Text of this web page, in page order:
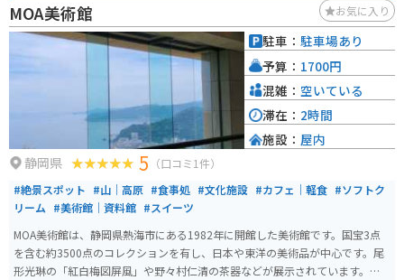
MOA美術館 お気に入り
静岡県 5 （口コミ1件）
#絶景スポット #山｜高原 #食事処 #文化施設 #カフェ｜軽食 #ソフトク
リーム #美術館｜資料館 #スイーツ
MOA美術館は、静岡県熱海市にある1982年に開館した美術館です。国宝3点
を含む約3500点のコレクションを有し、日本や東洋の美術品が中心です。尾
形光琳の「紅白梅図屏風」や野々村仁清の茶器などが展示されています。美
駐車： 駐車場あり
予算： 1700円
混雑： 空いている
滞在： 2時間
施設： 屋内